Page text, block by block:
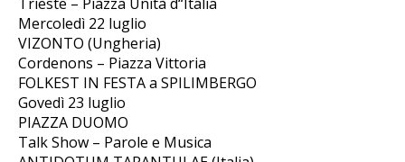
Mercoledì 22 luglio
VIZONTO (Ungheria)
Cordenons – Piazza Vittoria
FOLKEST IN FESTA a SPILIMBERGO
Govedì 23 luglio
PIAZZA DUOMO
Talk Show – Parole e Musica